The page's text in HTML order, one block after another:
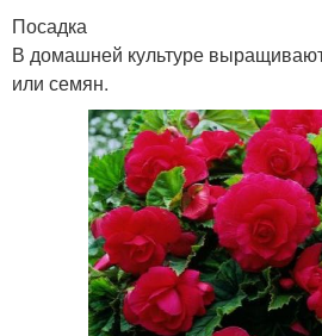
Посадка
В домашней культуре
или семян.